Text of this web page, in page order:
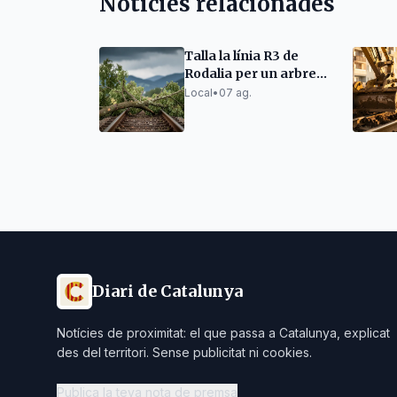
Talla la línia R3 de
Rodalia per un arbre
caigut a la via
Local• 07 ag.
Diari de Catalunya
Notícies de proximitat: el que passa a Catalunya, explicat
des del territori. Sense publicitat ni cookies.
Publica la teva nota de premsa